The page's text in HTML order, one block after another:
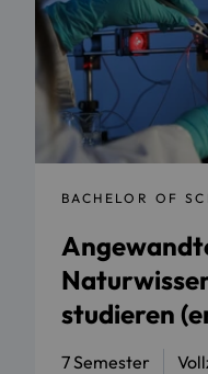
BACHELOR OF
studieren
7 Semester